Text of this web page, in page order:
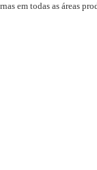
em todas as áreas